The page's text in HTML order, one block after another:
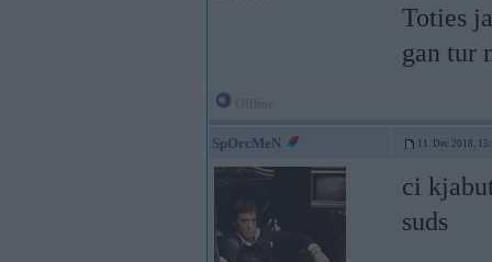
Toties
gan tur
SpOrcMeN 11. Dec 2018,
ci
suds